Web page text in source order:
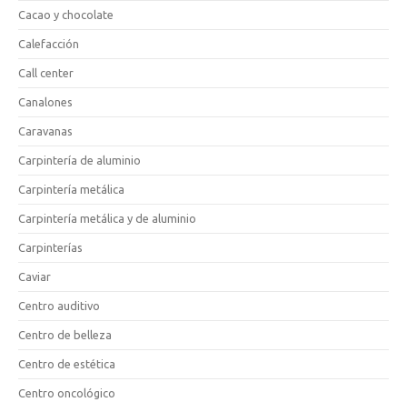
Cacao y chocolate
Calefacción
Call center
Canalones
Caravanas
Carpintería de aluminio
Carpintería metálica
Carpintería metálica y de aluminio
Carpinterías
Caviar
Centro auditivo
Centro de belleza
Centro de estética
Centro oncológico